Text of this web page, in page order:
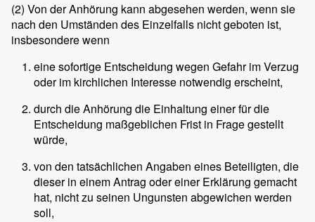
(2) Von der Anhörung kann abgesehen werden, wenn sie
nach den Umständen des Einzelfalls nicht geboten ist,
insbesondere wenn
eine sofortige Entscheidung wegen Gefahr im Verzug
oder im kirchlichen Interesse notwendig erscheint,
durch die Anhörung die Einhaltung einer für die
Entscheidung maßgeblichen Frist in Frage gestellt
würde,
von den tatsächlichen Angaben eines Beteiligten, die
dieser in einem Antrag oder einer Erklärung gemacht
hat, nicht zu seinen Ungunsten abgewichen werden
soll,